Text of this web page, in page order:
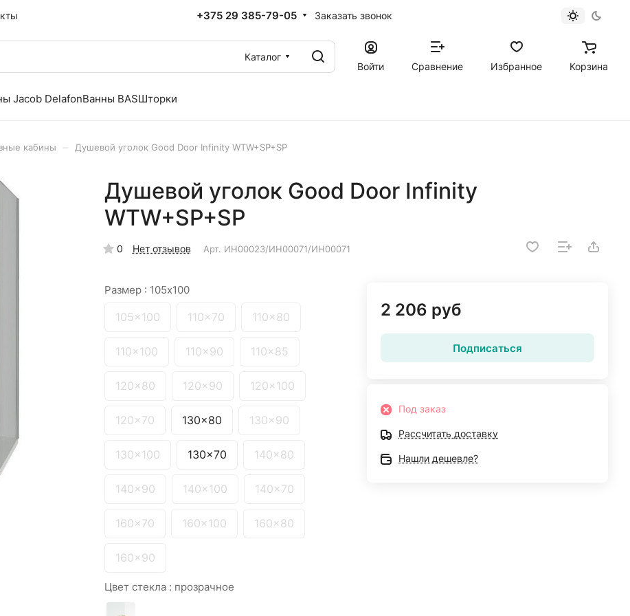
+375 29 385-79-05 Заказать звонок
Каталог
Войти
Сравнение Избранное Корзина
Jacob DelafonВанны BASШторки
кабины Душевой уголок Good Door Infinity WTW+SP+SP
Душевой уголок Good Door Infinity
WTW+SP+SP
0 Нет отзывов Арт. ИН00023/ИН00071/ИН00071
Размер : 105x100
105x100 110x70 110x80
110x100 110x90 110x85
120x80 120x90 120x100
120x70 130x80 130x90
130x100 130x70 140x80
140x90 140x100 140x70
160x70 160x100 160x80
160x90
Цвет стекла : прозрачное
2 206 руб
Подписаться
Под заказ
Рассчитать доставку
Нашли дешевле?